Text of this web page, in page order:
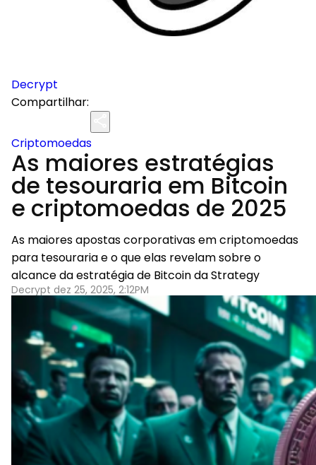
Decrypt
Compartilhar:
Criptomoedas
As maiores estratégias
de tesouraria em Bitcoin
e criptomoedas de 2025
As maiores apostas corporativas em criptomoedas
para tesouraria e o que elas revelam sobre o
alcance da estratégia de Bitcoin da Strategy
Decrypt dez 25, 2025, 2:12PM